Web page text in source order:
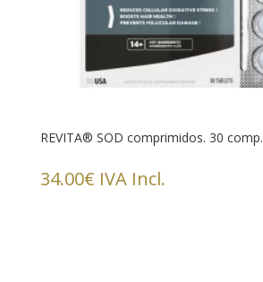
REVITA® SOD comprimidos. 30 comp.
34.00€ IVA Incl.